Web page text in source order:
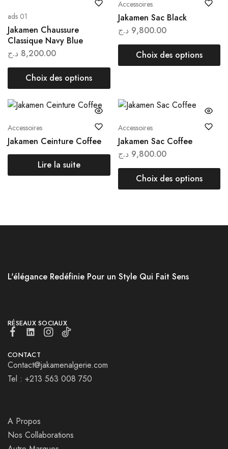
ads 01
Jakamen Chaussure
Classique Navy Blue
8,200.00 د.ج
Choix des options
Accessoires
Jakamen Sac Black
9,800.00 د.ج
Choix des options
Accessoires
Jakamen Ceinture Coffee
Lire la suite
Accessoires
Jakamen Sac Coffee
9,800.00 د.ج
Choix des options
L'élégance Redéfinie Pour un Style Qui Fait Sens
RÉSEAUX SOCIAUX
CONTACT
Contact@jakamenalgerie.com
Tel : +213 563 008 750
A Propos
Nos Collaborations